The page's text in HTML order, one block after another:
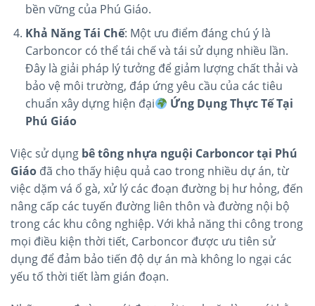
bền vững của Phú Giáo​.
Khả Năng Tái Chế: Một ưu điểm đáng chú ý là
Carboncor có thể tái chế và tái sử dụng nhiều lần.
Đây là giải pháp lý tưởng để giảm lượng chất thải và
bảo vệ môi trường, đáp ứng yêu cầu của các tiêu
chuẩn xây dựng hiện đại​
Ứng Dụng Thực Tế Tại
Phú Giáo
Việc sử dụng bê tông nhựa nguội Carboncor tại Phú
Giáo đã cho thấy hiệu quả cao trong nhiều dự án, từ
việc dặm vá ổ gà, xử lý các đoạn đường bị hư hỏng, đến
nâng cấp các tuyến đường liên thôn và đường nội bộ
trong các khu công nghiệp. Với khả năng thi công trong
mọi điều kiện thời tiết, Carboncor được ưu tiên sử
dụng để đảm bảo tiến độ dự án mà không lo ngại các
yếu tố thời tiết làm gián đoạn.